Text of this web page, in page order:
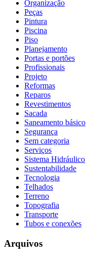
Organização
Peças
Pintura
Piscina
Piso
Planejamento
Portas e portões
Profissionais
Projeto
Reformas
Reparos
Revestimentos
Sacada
Saneamento básico
Segurança
Sem categoria
Serviços
Sistema Hidráulico
Sustentabilidade
Tecnologia
Telhados
Terreno
Topografia
Transporte
Tubos e conexões
Arquivos